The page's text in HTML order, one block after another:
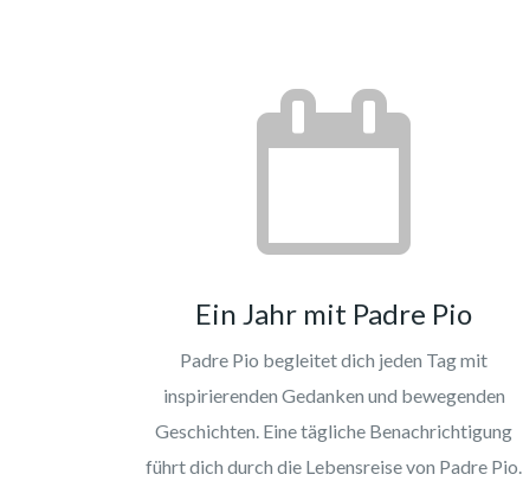
Ein Jahr mit Padre Pio
Padre Pio begleitet dich jeden Tag mit
inspirierenden Gedanken und bewegenden
Geschichten. Eine tägliche Benachrichtigung
führt dich durch die Lebensreise von Padre Pio.